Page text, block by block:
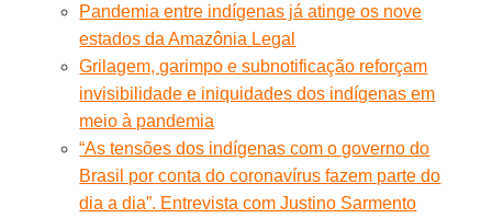
Pandemia entre indígenas já atinge os nove
estados da Amazônia Legal
Grilagem, garimpo e subnotificação reforçam
invisibilidade e iniquidades dos indígenas em
meio à pandemia
“As tensões dos indígenas com o governo do
Brasil por conta do coronavírus fazem parte do
dia a dia”. Entrevista com Justino Sarmento